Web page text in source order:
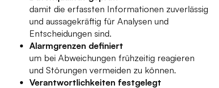
damit die erfassten Informationen zuverlässig
und aussagekräftig für Analysen und
Entscheidungen sind.
Alarmgrenzen definiert
um bei Abweichungen frühzeitig reagieren
und Störungen vermeiden zu können.
Verantwortlichkeiten festgelegt